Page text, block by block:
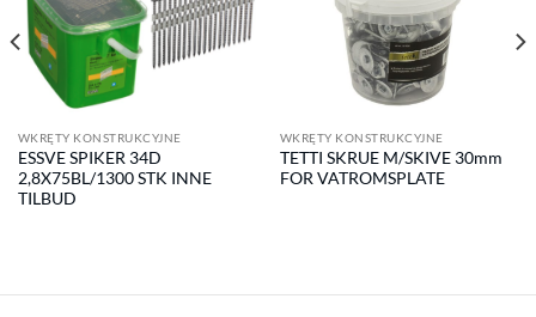
WKRĘTY KONSTRUKCYJNE
ESSVE SPIKER 34D
2,8X75BL/1300 STK INNE
TILBUD
WKRĘTY KONSTRUKCYJNE
TETTI SKRUE M/SKIVE 30mm
FOR VATROMSPLATE